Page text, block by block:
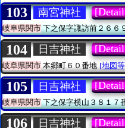
103 南宮神社
岐阜県関市下之保字諏訪前２６６
104 日吉神社
岐阜県関市 本郷町６０番地 [地図
105 日吉神社
岐阜県関市下之保字横山３８１７
106 日吉神社